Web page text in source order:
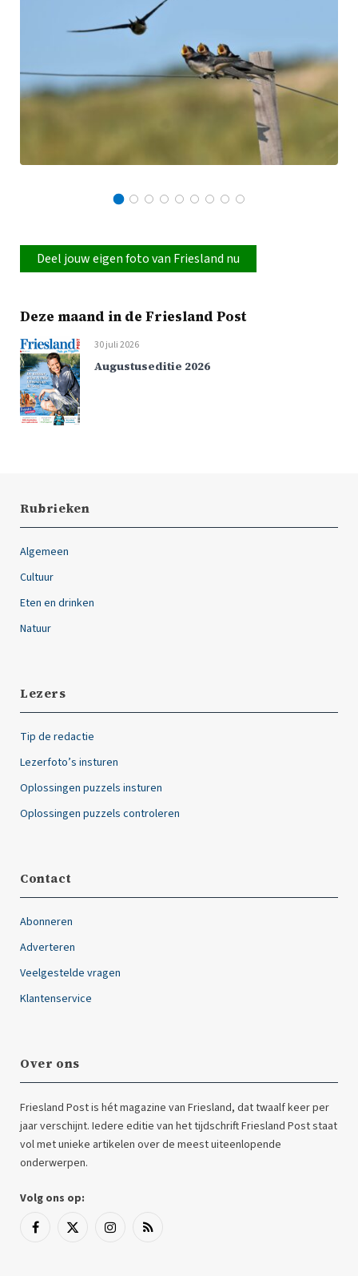
Deel jouw eigen foto van Friesland nu
Deze maand in de Friesland Post
30 juli 2026
Augustuseditie 2026
Rubrieken
Algemeen
Cultuur
Eten en drinken
Natuur
Lezers
Tip de redactie
Lezerfoto’s insturen
Oplossingen puzzels insturen
Oplossingen puzzels controleren
Contact
Abonneren
Adverteren
Veelgestelde vragen
Klantenservice
Over ons
Friesland Post is hét magazine van Friesland, dat twaalf keer per
jaar verschijnt. Iedere editie van het tijdschrift Friesland Post staat
vol met unieke artikelen over de meest uiteenlopende
onderwerpen.
Volg ons op:
Facebook
X
InstagramRSS